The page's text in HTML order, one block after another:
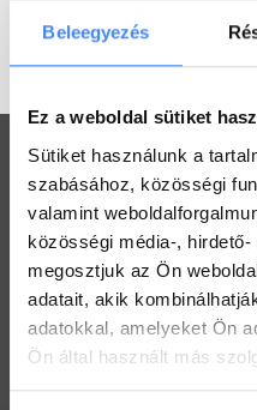
Beleegyezés
Ez a weboldal sütiket
Sütiket használunk a
szabásához, közösségi
valamint
közösségi média-,
megosztjuk az Ön
adatait, akik
adatokkal, amelyeket Ön
Ön által használt más
Workspace praktikák
Használj megosztott
2022. július 26.
Értekezlet szervezése